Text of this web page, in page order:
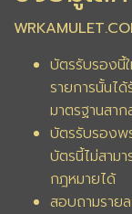
บัตรรับรองนี้
รายการนั้นไ
มาตรฐานสา
บัตรรับรองพ
บัตรนี้ไม่สาม
กฎหมายได้
สอบถามราย